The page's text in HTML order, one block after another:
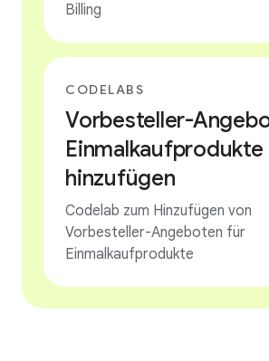
Billing
CODELABS
Vorbesteller-
Einmalkaufprodukte
hinzufügen
Codelab zum Hinzufügen von
Vorbesteller-Angeboten für
Einmalkaufprodukte